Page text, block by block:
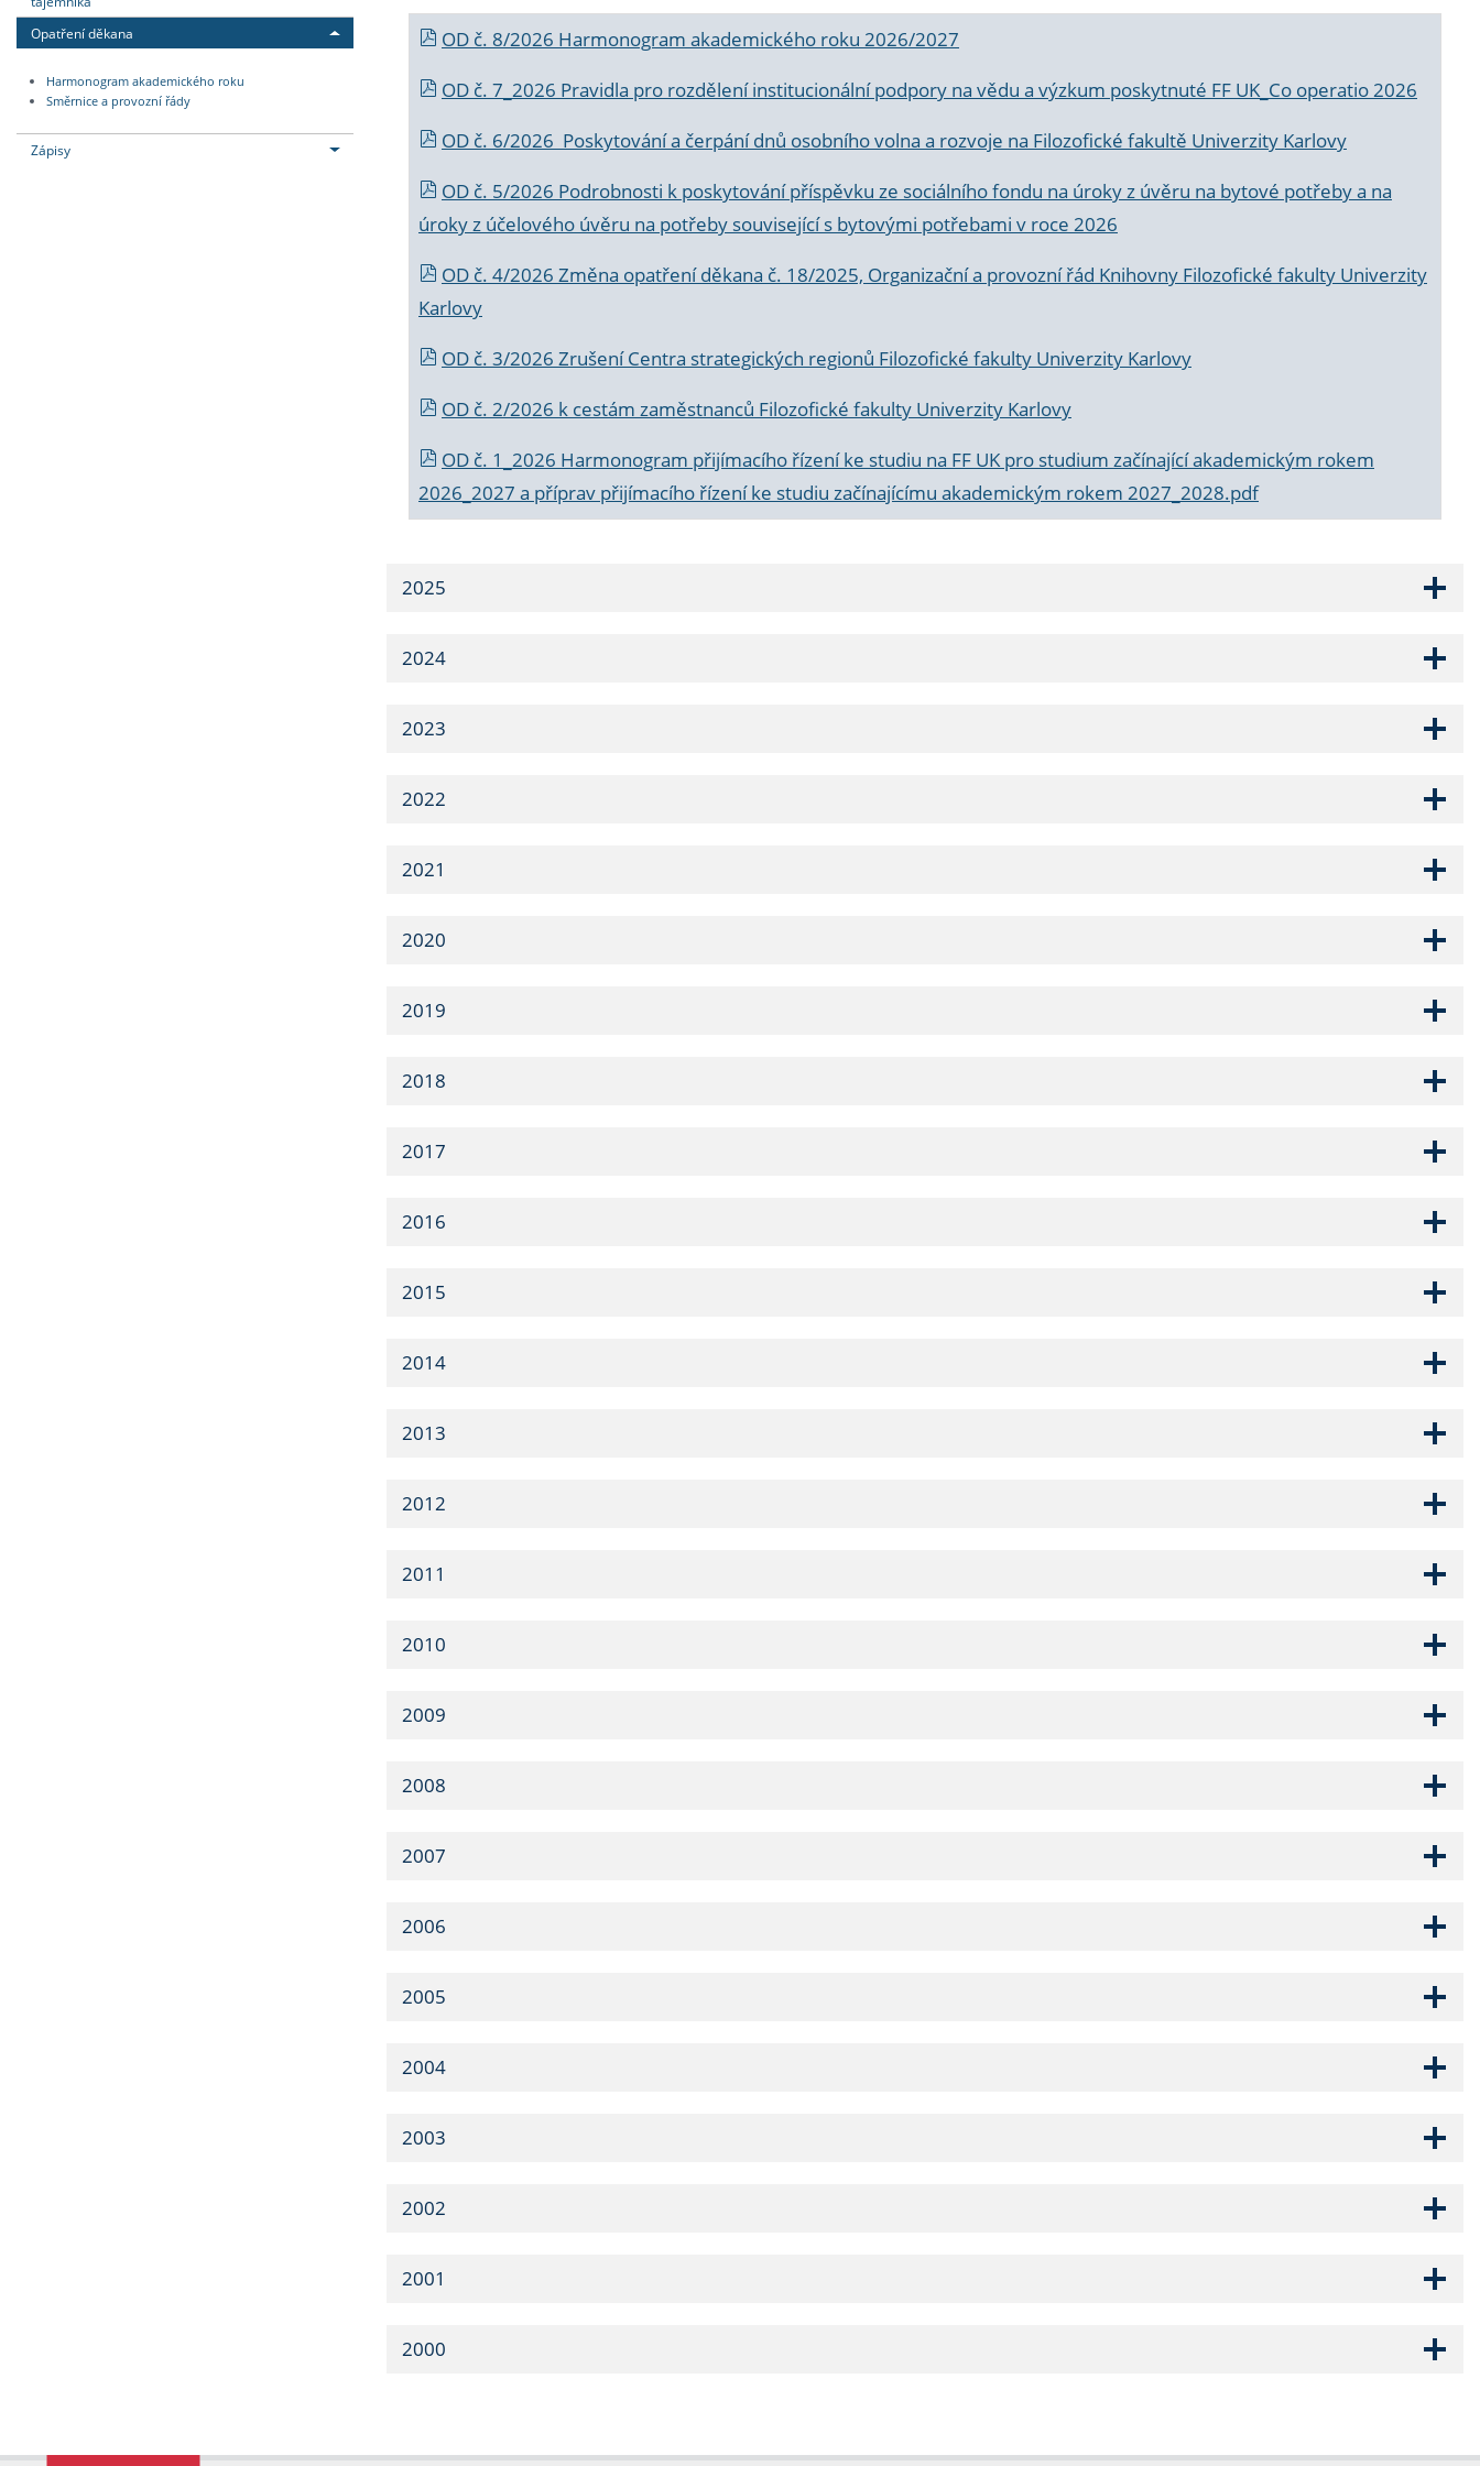
Opatření děkana
Harmonogram akademického roku
Směrnice a provozní řády
Zápisy
OD č. 8/2026 Harmonogram akademického roku 2026/2027
OD č. 7_2026 Pravidla pro rozdělení institucionální podpory na vědu a výzkum poskytnuté FF UK_Co operatio 2026
OD č. 6/2026 Poskytování a čerpání dnů osobního volna a rozvoje na Filozofické fakultě Univerzity Karlovy
OD č. 5/2026 Podrobnosti k poskytování příspěvku ze sociálního fondu na úroky z úvěru na bytové potřeby a na
úroky z účelového úvěru na potřeby související s bytovými potřebami v roce 2026
OD č. 4/2026 Změna opatření děkana č. 18/2025, Organizační a provozní řád Knihovny Filozofické fakulty Univerzity
Karlovy
OD č. 3/2026 Zrušení Centra strategických regionů Filozofické fakulty Univerzity Karlovy
OD č. 2/2026 k cestám zaměstnanců Filozofické fakulty Univerzity Karlovy
OD č. 1_2026 Harmonogram přijímacího řízení ke studiu na FF UK pro studium začínající akademickým rokem
2026_2027 a příprav přijímacího řízení ke studiu začínajícímu akademickým rokem 2027_2028.pdf
2025
2024
2023
2022
2021
2020
2019
2018
2017
2016
2015
2014
2013
2012
2011
2010
2009
2008
2007
2006
2005
2004
2003
2002
2001
2000